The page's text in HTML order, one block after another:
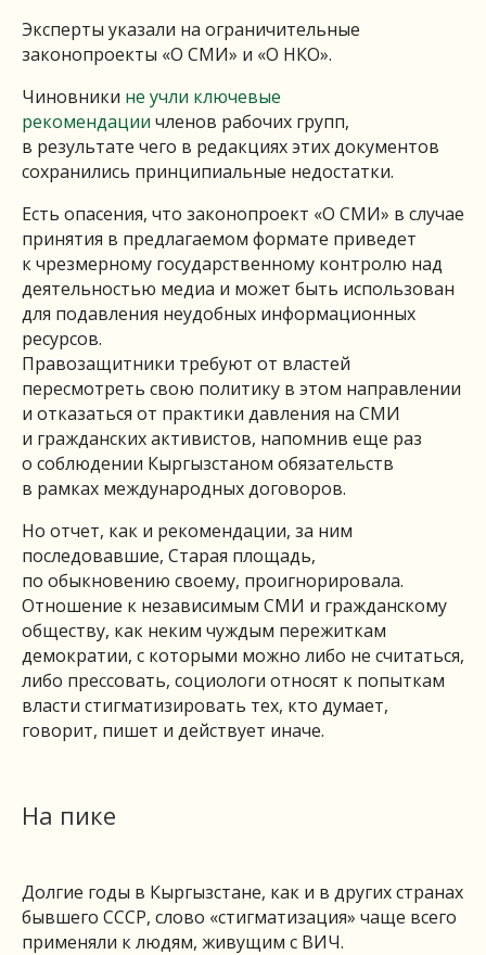
Эксперты указали на ограничительные
законопроекты «О СМИ» и «О НКО».
Чиновники не учли ключевые
рекомендации членов рабочих групп,
в результате чего в редакциях этих документов
сохранились принципиальные недостатки.
Есть опасения, что законопроект «О СМИ» в случае
принятия в предлагаемом формате приведет
к чрезмерному государственному контролю над
деятельностью медиа и может быть использован
для подавления неудобных информационных
ресурсов.
Правозащитники требуют от властей
пересмотреть свою политику в этом направлении
и отказаться от практики давления на СМИ
и гражданских активистов, напомнив еще раз
о соблюдении Кыргызстаном обязательств
в рамках международных договоров.
Но отчет, как и рекомендации, за ним
последовавшие, Старая площадь,
по обыкновению своему, проигнорировала.
Отношение к независимым СМИ и гражданскому
обществу, как неким чуждым пережиткам
демократии, с которыми можно либо не считаться,
либо прессовать, социологи относят к попыткам
власти стигматизировать тех, кто думает,
говорит, пишет и действует иначе.
На пике
Долгие годы в Кыргызстане, как и в других странах
бывшего СССР, слово «стигматизация» чаще всего
применяли к людям, живущим с ВИЧ.